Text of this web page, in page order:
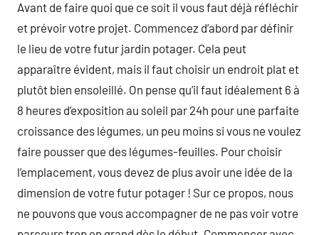
Avant de faire quoi que ce soit il vous faut déjà réfléchir
et prévoir votre projet. Commencez d’abord par définir
le lieu de votre futur jardin potager. Cela peut
apparaître évident, mais il faut choisir un endroit plat et
plutôt bien ensoleillé. On pense qu’il faut idéalement 6 à
8 heures d’exposition au soleil par 24h pour une parfaite
croissance des légumes, un peu moins si vous ne voulez
faire pousser que des légumes-feuilles. Pour choisir
l’emplacement, vous devez de plus avoir une idée de la
dimension de votre futur potager ! Sur ce propos, nous
ne pouvons que vous accompagner de ne pas voir votre